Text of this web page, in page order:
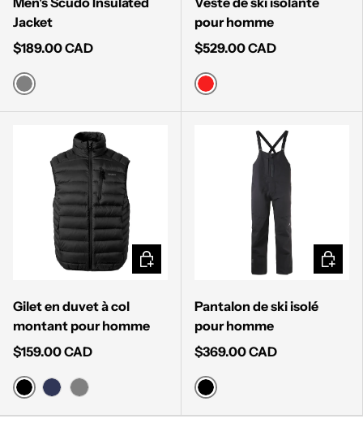
Jacket
$189.00 CAD
DARK GREY
pour homme
$529.00 CAD
RED
Gilet en duvet à col
montant pour homme
$159.00 CAD
BLACK
CHOISIR LES OPTIONS
Pantalon de ski isolé
pour homme
$369.00 CAD
BLACK